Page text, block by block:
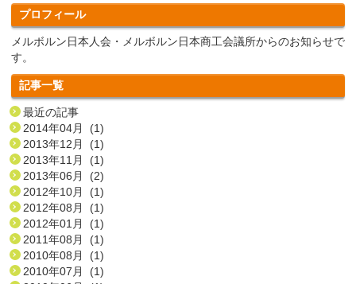
プロフィール
メルボルン日本人会・メルボルン日本商工会議所からのお知らせで
す。
記事一覧
最近の記事
2014年04月 (1)
2013年12月 (1)
2013年11月 (1)
2013年06月 (2)
2012年10月 (1)
2012年08月 (1)
2012年01月 (1)
2011年08月 (1)
2010年08月 (1)
2010年07月 (1)